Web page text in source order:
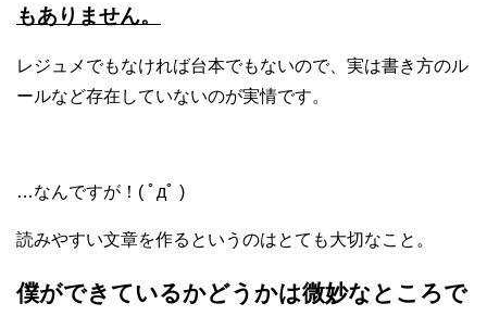
もありません。
レジュメでもなければ台本でもないので、実は書き方のル
ールなど存在していないのが実情です。
…なんですが！( ﾟдﾟ )
読みやすい文章を作るというのはとても大切なこと。
僕ができているかどうかは微妙なところで